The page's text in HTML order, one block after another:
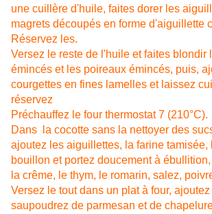
une cuillère d'huile, faites dorer les
magrets découpés en forme d'aiguillette
Réservez les.
Versez le reste de l'huile et faites blondir
émincés et les poireaux émincés, puis,
courgettes en fines lamelles et laissez
réservez
Préchauffez le four thermostat 7 (210°C).
Dans la cocotte sans la nettoyer des
ajoutez les aiguillettes, la farine tamisée,
bouillon et portez doucement à
la crême, le thym, le romarin, salez,
Versez le tout dans un plat à four,
saupoudrez de parmesan et de